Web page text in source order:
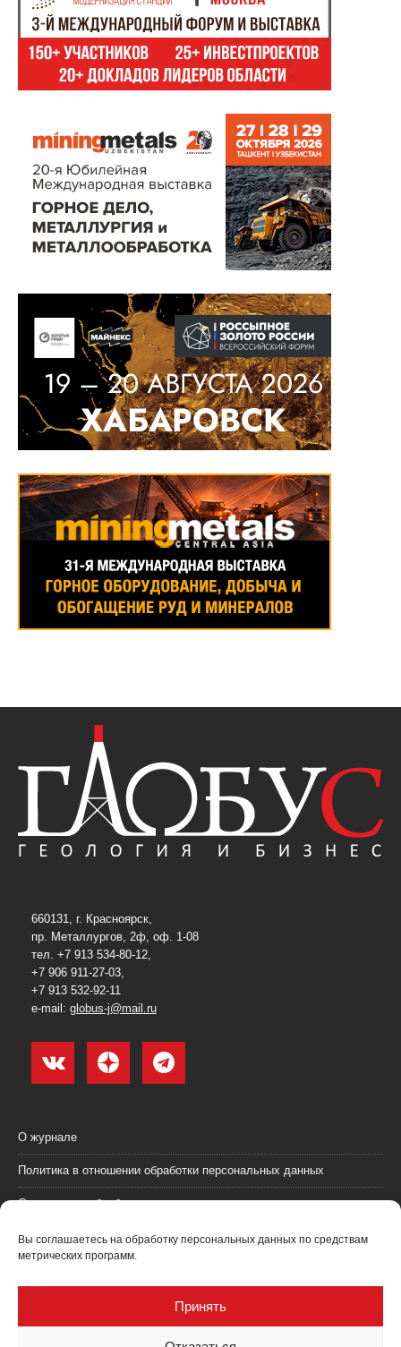
Вы соглашаетесь на обработку персональных данных по средствам
метрических программ.
Принять
660131, г. Красноярск,
пр. Металлургов, 2ф, оф. 1-08
тел. +7 913 534-80-12,
+7 906 911-27-03,
+7 913 532-92-11
e-mail: globus-j@mail.ru
О журнале
Политика в отношении обработки персональных данных
Согласие на обработку персональных данных
Пользовательское соглашение (оферта)